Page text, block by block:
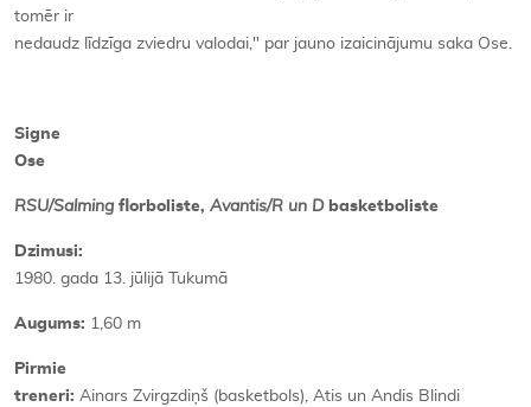
tomēr ir
nedaudz līdzīga zviedru valodai," par jauno izaicinājumu saka Ose.
Signe
Ose
RSU/Salming florboliste, Avantis/R un D basketboliste
Dzimusi:
1980. gada 13. jūlijā Tukumā
Augums: 1,60 m
Pirmie
treneri: Ainars Zvirgzdiņš (basketbols), Atis un Andis Blindi